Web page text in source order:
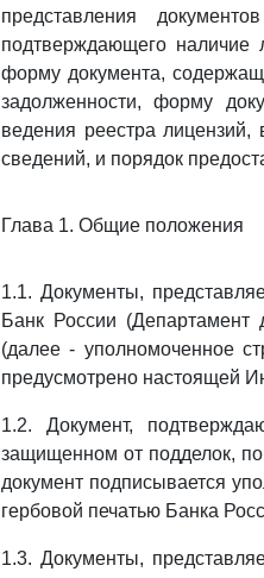
представления
подтверждающего
форму документа,
задолженности, форму
ведения реестра
сведений, и порядок
Глава 1. Общие положения
1.1. Документы,
Банк России (Департамент
(далее - уполномоченное
предусмотрено настоящей
1.2. Документ,
защищенном от подделок,
документ подписывается
гербовой печатью Банка
1.3. Документы,